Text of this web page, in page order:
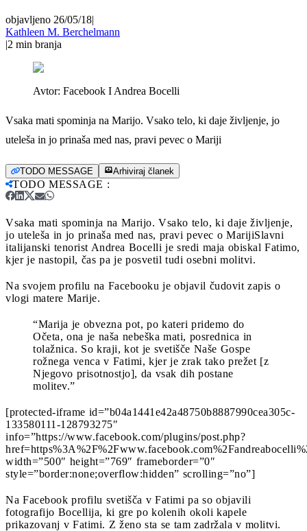
objavljeno 26/05/18|
Kathleen M. Berchelmann
|2 min branja
Avtor: Facebook I Andrea Bocelli
Vsaka mati spominja na Marijo. Vsako telo, ki daje življenje, jo
uteleša in jo prinaša med nas, pravi pevec o Mariji
TODO MESSAGE Arhiviraj članek
TODO MESSAGE :
Vsaka mati spominja na Marijo. Vsako telo, ki daje življenje,
jo uteleša in jo prinaša med nas, pravi pevec o MarijiSlavni
italijanski tenorist Andrea Bocelli je sredi maja obiskal Fatimo,
kjer je nastopil, čas pa je posvetil tudi osebni molitvi.
Na svojem profilu na Facebooku je objavil čudovit zapis o
vlogi matere Marije.
“Marija je obvezna pot, po kateri pridemo do
Očeta, ona je naša nebeška mati, posrednica in
tolažnica. So kraji, kot je svetišče Naše Gospe
rožnega venca v Fatimi, kjer je zrak tako prežet [z
Njegovo prisotnostjo], da vsak dih postane
molitev.”
[protected-iframe id=”b04a1441e42a48750b8887990cea305c-
133580111-128793275″
info=”https://www.facebook.com/plugins/post.php?
width=”500″ height=”769″ frameborder=”0″
style=”border:none;overflow:hidden” scrolling=”no”]
Na Facebook profilu svetišča v Fatimi pa so objavili
fotografijo Bocellija, ki gre po kolenih okoli kapele
prikazovanj v Fatimi. Z ženo sta se tam zadržala v molitvi.